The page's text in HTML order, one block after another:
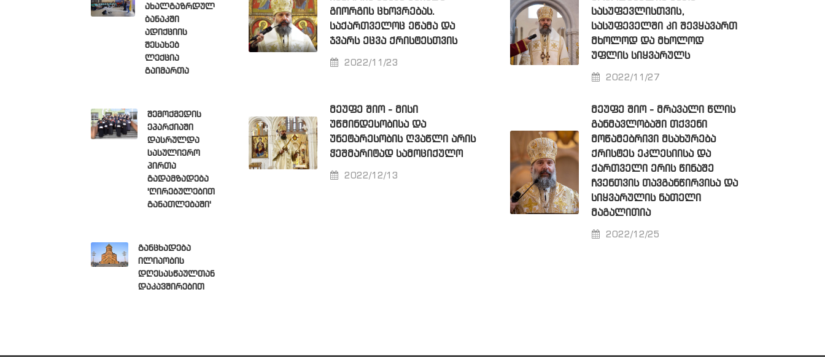
ᲒᲘᲝᲠᲒᲘᲡ ᲪᲮᲝᲕᲠᲔᲑᲐᲡ.
ᲡᲐᲥᲐᲠᲗᲕᲔᲚᲝᲪ ᲔᲬᲐᲛᲐ ᲓᲐ
ᲯᲕᲐᲠᲡ ᲔᲪᲕᲐ ᲥᲠᲘᲡᲢᲔᲡᲗᲕᲘᲡ
2022/11/23
ᲡᲐᲡᲣᲤᲔᲕᲚᲘᲡᲗᲕᲘᲡ,
ᲡᲐᲡᲣᲤᲔᲕᲔᲚᲨᲘ ᲙᲘ ᲨᲔᲕᲧᲐᲕᲐᲠᲗ
ᲛᲮᲝᲚᲝᲓ ᲓᲐ ᲛᲮᲝᲚᲝᲓ
ᲣᲤᲚᲘᲡ ᲡᲘᲧᲕᲐᲠᲣᲚᲡ
2022/11/27
ᲛᲔᲣᲤᲔ ᲨᲘᲝ - ᲛᲘᲡᲘ
ᲣᲬᲛᲘᲜᲓᲔᲡᲝᲑᲘᲡᲐ ᲓᲐ
ᲣᲜᲔᲢᲐᲠᲔᲡᲝᲑᲘᲡ ᲦᲕᲐᲬᲚᲘ ᲐᲠᲘᲡ
ᲭᲔᲨᲛᲐᲠᲘᲢᲐᲓ ᲡᲐᲛᲝᲪᲘᲥᲣᲚᲝ
2022/12/13
ᲛᲔᲣᲤᲔ ᲨᲘᲝ - ᲛᲠᲐᲕᲐᲚᲘ ᲬᲚᲘᲡ
ᲒᲐᲜᲛᲐᲕᲚᲝᲑᲐᲨᲘ ᲗᲥᲕᲔᲜᲘ
ᲛᲝᲬᲐᲛᲔᲑᲠᲘᲕᲘ ᲛᲡᲐᲮᲣᲠᲔᲑᲐ
ᲥᲠᲘᲡᲢᲔᲡ ᲔᲙᲚᲔᲡᲘᲘᲡᲐ ᲓᲐ
ᲥᲐᲠᲗᲕᲔᲚᲘ ᲔᲠᲘᲡ ᲬᲘᲜᲐᲨᲔ
ᲩᲕᲔᲜᲗᲕᲘᲡ ᲗᲐᲕᲒᲐᲜᲬᲘᲠᲕᲘᲡᲐ ᲓᲐ
ᲡᲘᲧᲕᲐᲠᲣᲚᲘᲡ ᲜᲐᲗᲔᲚᲘ
ᲛᲐᲒᲐᲚᲘᲗᲘᲐ
2022/12/25
ახალგაზრდულ
ბანაკში
ადიქციის
შესახებ
ლექცია
გაიმართა
შემოქმედის
ეპარქიაში
დასრულდა
სასულიერო
პირთა
გადამზადება
'ღირებულებით
განათლებაში'
განცხადება
ილიაობის
დღესასწაულთან
დაკავშირებით